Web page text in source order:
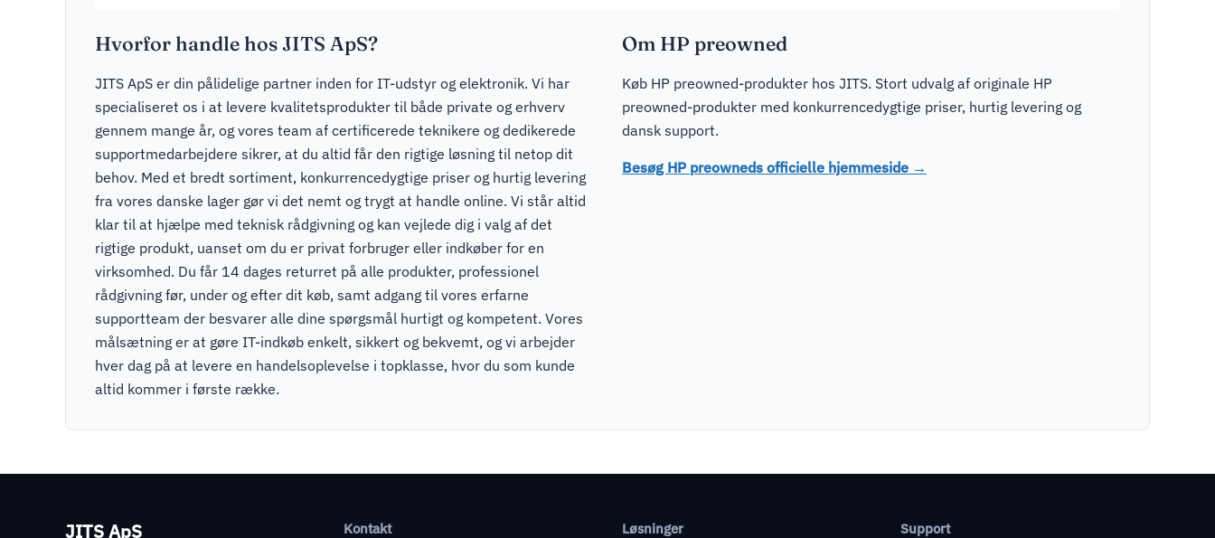
Hvorfor handle hos JITS ApS?
JITS ApS er din pålidelige partner inden for IT-udstyr og elektronik. Vi har
specialiseret os i at levere kvalitetsprodukter til både private og erhverv
gennem mange år, og vores team af certificerede teknikere og dedikerede
supportmedarbejdere sikrer, at du altid får den rigtige løsning til netop dit
behov. Med et bredt sortiment, konkurrencedygtige priser og hurtig levering
fra vores danske lager gør vi det nemt og trygt at handle online. Vi står altid
klar til at hjælpe med teknisk rådgivning og kan vejlede dig i valg af det
rigtige produkt, uanset om du er privat forbruger eller indkøber for en
virksomhed. Du får 14 dages returret på alle produkter, professionel
rådgivning før, under og efter dit køb, samt adgang til vores erfarne
supportteam der besvarer alle dine spørgsmål hurtigt og kompetent. Vores
målsætning er at gøre IT-indkøb enkelt, sikkert og bekvemt, og vi arbejder
hver dag på at levere en handelsoplevelse i topklasse, hvor du som kunde
altid kommer i første række.
Om HP preowned
Køb HP preowned-produkter hos JITS. Stort udvalg af originale HP
preowned-produkter med konkurrencedygtige priser, hurtig levering og
dansk support.
Besøg HP preowneds officielle hjemmeside →
JITS ApS Kontakt Løsninger Support